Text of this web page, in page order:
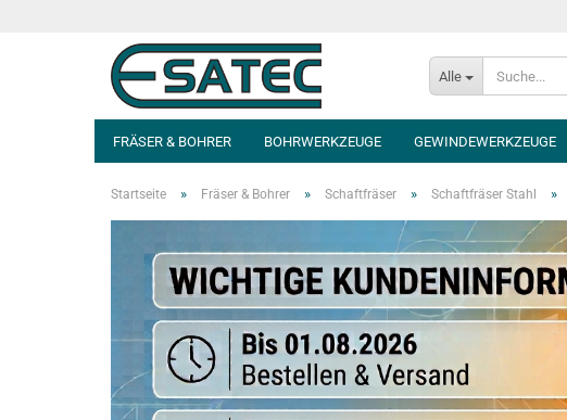
Alle
FRÄSER & BOHRER BOHRWERKZEUGE GEWINDEWERKZEUGE
Startseite » Fräser & Bohrer » Schaftfräser » Schaftfräser Stahl »